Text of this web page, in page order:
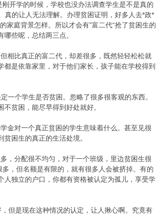
开学的时候，学校也没办法调查学生是不是真的
真的让人无法理解。办理贫困证明，好多人去*政*
家庭背景怎样。所以才会有”富二代“抢了贫困生的
些呢，总结两三点。
相比真正的富二代，却差很多，既然轻轻松松就
是依靠家里，对于他们家长，孩子能在学校得到
一个学生是否贫困。忽略了很多很客观的东西。
贫困，能尽早得到好处就好。
金对一个真正贫困的学生意味着什么。甚至见很
困生的真正的生活处境。
，分配很不均匀，对于一个班级，里边贫困生很
，但名额是有限的，就有很多人会被挤掉。有的
独立的户口，你都有资格被认定为孤儿，享受学
但是现在这种情况的认定，让人揪心啊。究竟有